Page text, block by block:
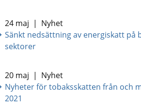
24 maj | Nyhet
Sänkt nedsättning av energiskatt på
sektorer
20 maj | Nyhet
Nyheter för tobaksskatten från och
2021